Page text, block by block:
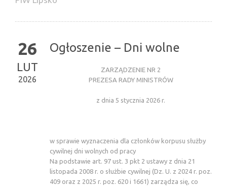
26
LUT
2026
Ogłoszenie – Dni wolne
ZARZĄDZENIE NR 2
PREZESA RADY MINISTRÓW
z dnia 5 stycznia 2026 r.
w sprawie wyznaczenia dla członków korpusu służby
cywilnej dni wolnych od pracy
Na podstawie art. 97 ust. 3 pkt 2 ustawy z dnia 21
listopada 2008 r. o służbie cywilnej (Dz. U. z 2024 r. poz.
409 oraz z 2025 r. poz. 620 i 1661) zarządza się, co